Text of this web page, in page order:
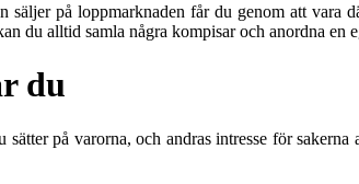
säljer på loppmarknaden får du genom att
du alltid samla några kompisar och anordna en
du
på varorna, och andras intresse för